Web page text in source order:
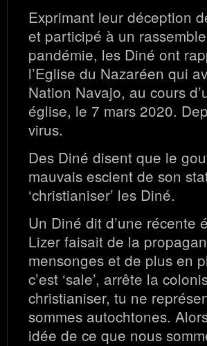
Exprimant leur déception
et participé à un
pandémie, les Diné ont
l’Eglise du Nazaréen qui
Nation Navajo, au cours
église, le 7 mars 2020.
virus.
Des Diné disent que le
mauvais escient de son
‘christianiser’ les Diné.
Un Diné dit d’une récente
Lizer faisait de la
mensonges et de plus en
c’est ‘sale’, arrête la
christianiser, tu ne
sommes autochtones.
idée de ce que nous